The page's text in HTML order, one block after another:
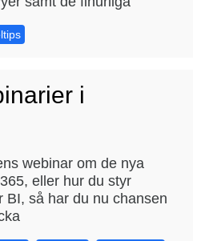
i
webinar om de nya
eller hur du styr
BI, så har du nu chansen